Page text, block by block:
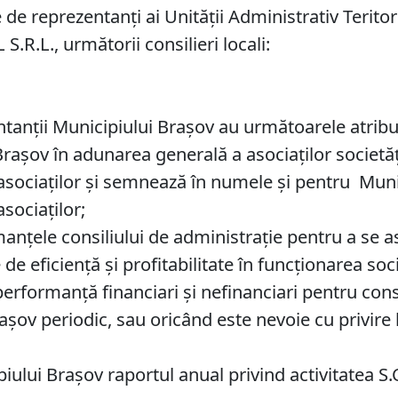
de reprezentanţi ai Unităţii Administrativ
S.R.L., următorii consilieri locali:
Municipiului Braşov au următoarele
în adunarea generală a asociaţilor
şi semnează în numele şi pentru
consiliului de administraţie pentru a se
eficienţă şi profitabilitate în funcţionarea
financiari şi nefinanciari pentru
periodic, sau oricând este nevoie cu
Braşov raportul anual privind activitatea